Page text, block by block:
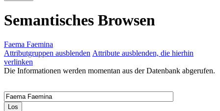
Semantisches Browsen
Faema Faemina
Attributgruppen ausblenden Attribute ausblenden, die hierhin
verlinken
Die Informationen werden momentan aus der Datenbank abgerufen.